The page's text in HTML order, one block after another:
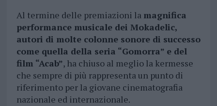
Al termine delle premiazioni la magnifica
performance musicale dei Mokadelic,
autori di molte colonne sonore di successo
come quella della seria “Gomorra” e del
film “Acab”, ha chiuso al meglio la kermesse
che sempre di più rappresenta un punto di
riferimento per la giovane cinematografia
nazionale ed internazionale.